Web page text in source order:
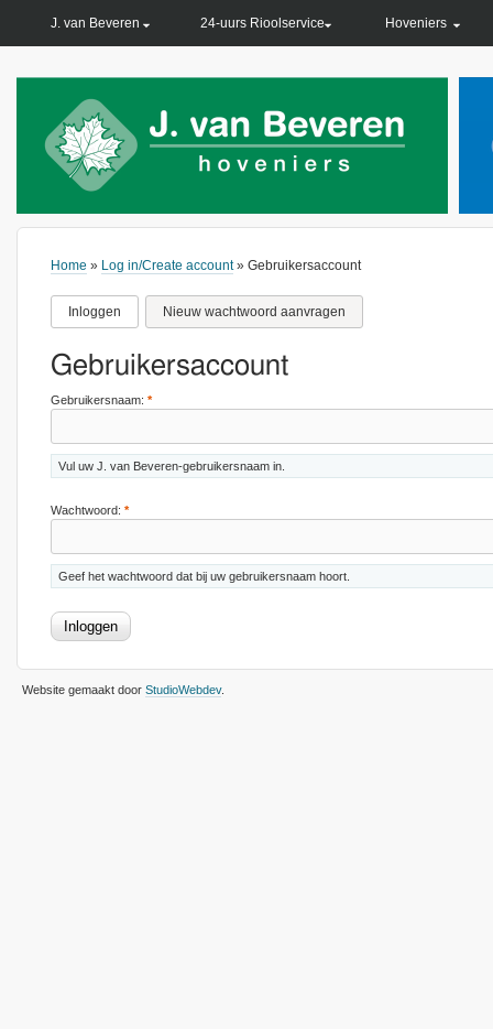
J. van Beveren 24-uurs Rioolservice Hoveniers
Home » Log in/Create account» Gebruikersaccount
Inloggen Nieuw wachtwoord aanvragen
Gebruikersaccount
Gebruikersnaam: *
Vul uw J. van Beveren-gebruikersnaam in.
Wachtwoord: *
Geef het wachtwoord dat bij uw gebruikersnaam hoort.
Website gemaakt door StudioWebdev.